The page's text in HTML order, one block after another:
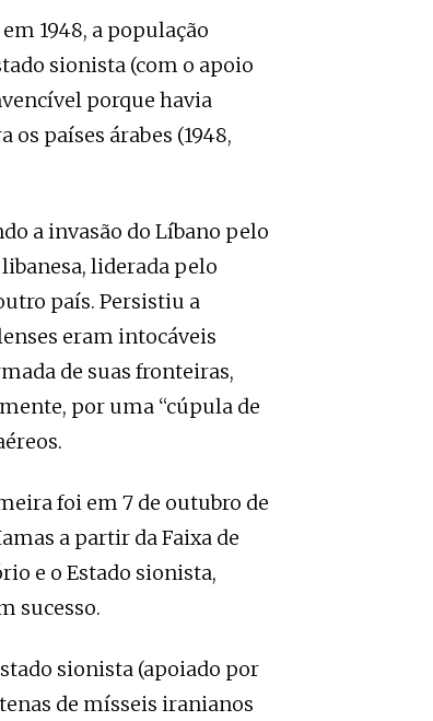
1948, a população
sionista (com o apoio
porque havia
países árabes (1948,
a invasão do Líbano pelo
liderada pelo
país. Persistiu a
eram intocáveis
de suas fronteiras,
por uma “cúpula de
foi em 7 de outubro de
a partir da Faixa de
e o Estado sionista,
sucesso.
sionista (apoiado por
de mísseis iranianos